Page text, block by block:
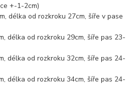
+-1-2cm)
délka od rozkroku 27cm, šíře v pase
délka od rozkroku 29cm, šíře pas 23-
délka od rozkroku 32cm, šíře pas 24-
délka od rozkroku 34cm, šíře pas 24-